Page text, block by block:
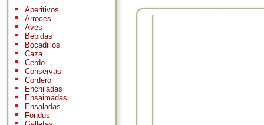
Aperitivos
Arroces
Aves
Bebidas
Bocadillos
Caza
Cerdo
Conservas
Cordero
Enchiladas
Ensaimadas
Ensaladas
Fondus